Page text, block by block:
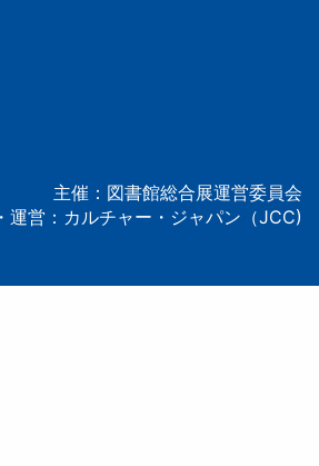
主催：図書館総合展運営委員会
運営：カルチャー・ジャパン（JCC)